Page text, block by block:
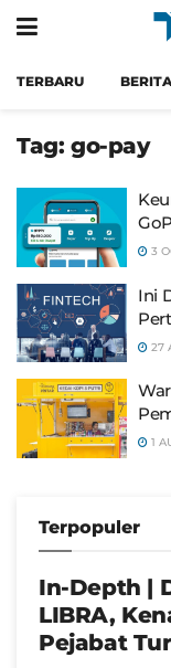
TERBARU BERITA
Tag: go-pay
3
Ini
27
1
Terpopuler
In-Depth |
LIBRA,
Pejabat